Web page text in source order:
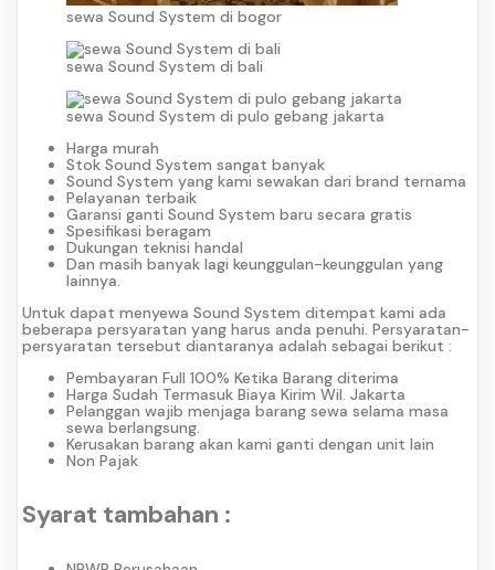
sewa Sound System di bogor
sewa Sound System di bali
sewa Sound System di pulo gebang jakarta
Harga murah
Stok Sound System sangat banyak
Sound System yang kami sewakan dari brand ternama
Pelayanan terbaik
Garansi ganti Sound System baru secara gratis
Spesifikasi beragam
Dukungan teknisi handal
Dan masih banyak lagi keunggulan-keunggulan yang
lainnya.
Untuk dapat menyewa Sound System ditempat kami ada
beberapa persyaratan yang harus anda penuhi. Persyaratan-
persyaratan tersebut diantaranya adalah sebagai berikut :
Pembayaran Full 100% Ketika Barang diterima
Harga Sudah Termasuk Biaya Kirim Wil. Jakarta
Pelanggan wajib menjaga barang sewa selama masa
sewa berlangsung.
Kerusakan barang akan kami ganti dengan unit lain
Non Pajak
Syarat tambahan :